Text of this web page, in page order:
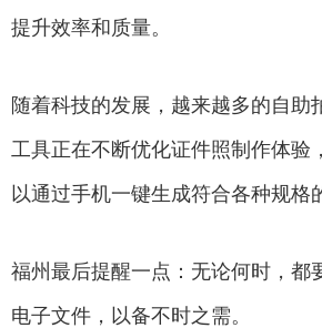
提升效率和质量。
随着科技的发展，越来越多的自助
工具正在不断优化证件照制作体验
以通过手机一键生成符合各种规格
福州最后提醒一点：无论何时，都
电子文件，以备不时之需。